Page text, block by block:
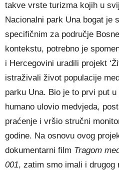
takve vrste turizma kojih u
Nacionalni park Una bogat je
specifičnim za područje
kontekstu, potrebno je
i Hercegovini uradili projekt
istraživali život populacije
parku Una. Bio je to prvi put
humano ulovio medvjeda,
praćenje i vršio stručni
godine. Na osnovu ovog
dokumentarni film Tragom
001, zatim smo imali i drugog